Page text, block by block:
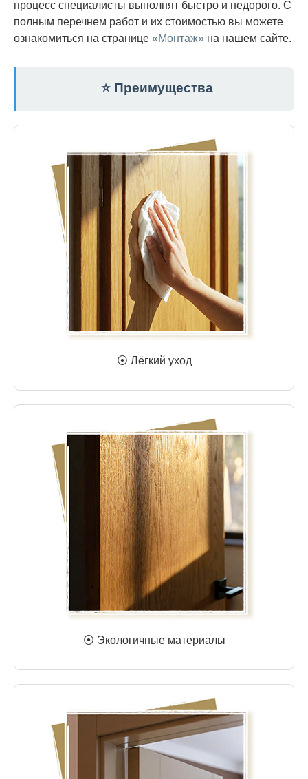
процесс специалисты выполнят быстро и недорого. С
полным перечнем работ и их стоимостью вы можете
ознакомиться на странице «Монтаж» на нашем сайте.
⭐ Преимущества
⦿ Лёгкий уход
⦿ Экологичные материалы